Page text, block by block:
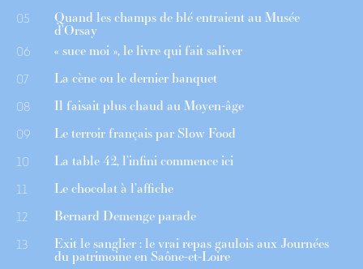
05 Quand les champs de blé entraient au Musée
d’Orsay
06 « suce moi », le livre qui fait saliver
07 La cène ou le dernier banquet
08 Il faisait plus chaud au Moyen-âge
09 Le terroir français par Slow Food
10 La table 42, l’infini commence ici
11 Le chocolat à l’affiche
12 Bernard Demenge parade
13 Exit le sanglier : le vrai repas gaulois aux Journées
du patrimoine en Saône-et-Loire